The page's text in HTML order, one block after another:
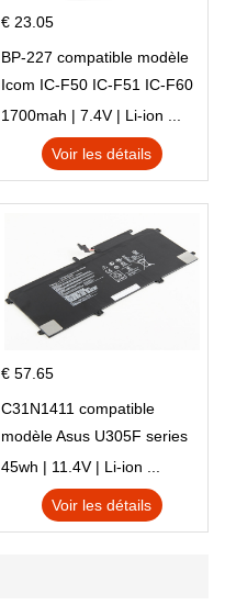
€ 23.05
BP-227 compatible modèle
Icom IC-F50 IC-F51 IC-F60
IC-F61 IC-M87
1700mah | 7.4V | Li-ion ...
Voir les détails
€ 57.65
C31N1411 compatible
modèle Asus U305F series
45wh | 11.4V | Li-ion ...
Voir les détails